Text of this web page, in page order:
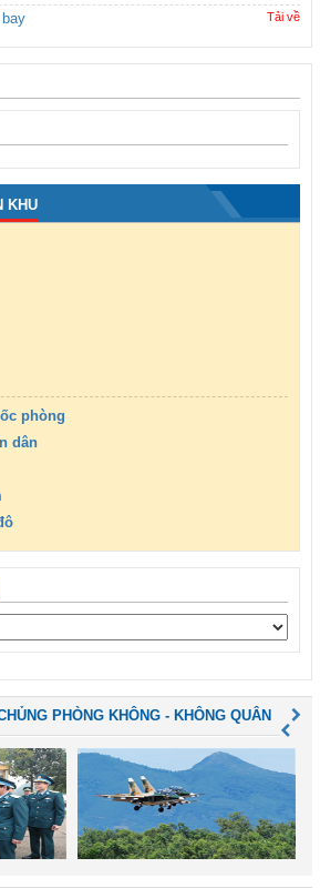
Tải về
KHU
phòng
dân
PHÒNG KHÔNG - KHÔNG QUÂN